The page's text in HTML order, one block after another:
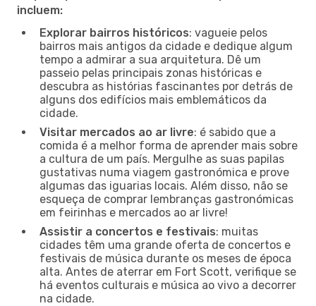
incluem:
Explorar bairros históricos: vagueie pelos
bairros mais antigos da cidade e dedique algum
tempo a admirar a sua arquitetura. Dê um
passeio pelas principais zonas históricas e
descubra as histórias fascinantes por detrás de
alguns dos edifícios mais emblemáticos da
cidade.
Visitar mercados ao ar livre: é sabido que a
comida é a melhor forma de aprender mais sobre
a cultura de um país. Mergulhe as suas papilas
gustativas numa viagem gastronómica e prove
algumas das iguarias locais. Além disso, não se
esqueça de comprar lembranças gastronómicas
em feirinhas e mercados ao ar livre!
Assistir a concertos e festivais: muitas
cidades têm uma grande oferta de concertos e
festivais de música durante os meses de época
alta. Antes de aterrar em Fort Scott, verifique se
há eventos culturais e música ao vivo a decorrer
na cidade.